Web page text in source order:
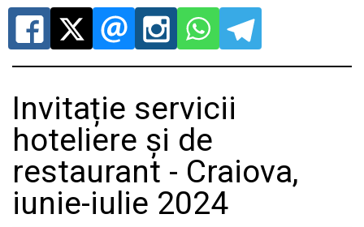
Invitație servicii
hoteliere și de
restaurant - Craiova,
iunie-iulie 2024